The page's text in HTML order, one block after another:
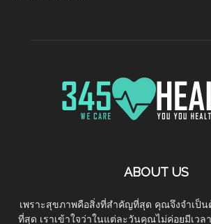
ABOUT US
เพราะสุขภาพคือสิ่งที่สำคัญที่สุด คุณจึงจำเป็
ที่สุด เราเข้าใจว่าในแต่ละวันคุณไม่ค่อยมีเวล